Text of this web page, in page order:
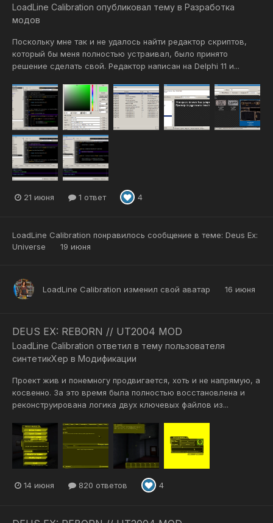
LoadLine Calibration опубликовал тему в Разработка
модов
Поскольку мне так и не удалось найти редактор скриптов,
который бы меня полностью устраивал, было принято
решение сделать свой. Редактор написан на Delphi 11 и...
21 июня 1 ответ 4
LoadLine Calibration понравилось сообщение в теме: Deus Ex:
Universe
19 июня
LoadLine Calibration изменил свой аватар 16 июня
DEUS EX: REBORN // UT2004 MOD
LoadLine Calibration ответил в тему пользователя
синтетикХер в Модификации
Проект жив и понемногу продвигается, хоть и не напрямую, а
косвенно. За это время была полностью восстановлена и
реконструирована логика двух ключевых файлов из...
14 июня 820 ответов 4